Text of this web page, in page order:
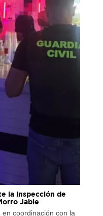
la inspección de
Jable
coordinación con la